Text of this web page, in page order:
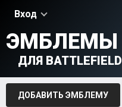
Вход
ЭМБЛЕМЫ
ДЛЯ BATTLEFIELD
ДОБАВИТЬ ЭМБЛЕМУ